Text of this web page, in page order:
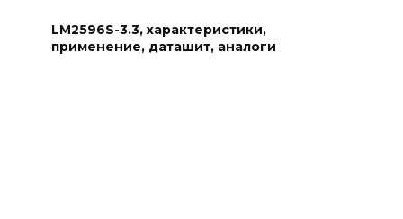
LM2596S-3.3, характеристики,
применение, даташит, аналоги